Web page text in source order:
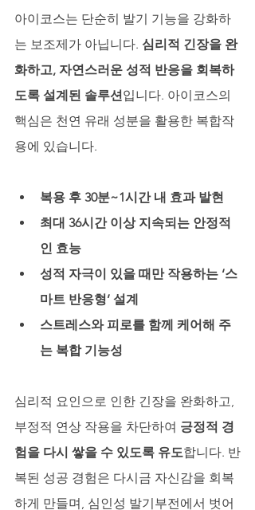
아이코스는 단순히 발기 기능을 강화하
는 보조제가 아닙니다. 심리적 긴장을 완
화하고, 자연스러운 성적 반응을 회복하
도록 설계된 솔루션입니다. 아이코스의
핵심은 천연 유래 성분을 활용한 복합작
용에 있습니다.
복용 후 30분~1시간 내 효과 발현
최대 36시간 이상 지속되는 안정적
인 효능
성적 자극이 있을 때만 작용하는 ‘스
마트 반응형’ 설계
스트레스와 피로를 함께 케어해 주
는 복합 기능성
심리적 요인으로 인한 긴장을 완화하고,
부정적 연상 작용을 차단하여 긍정적 경
험을 다시 쌓을 수 있도록 유도합니다. 반
복된 성공 경험은 다시금 자신감을 회복
하게 만들며, 심인성 발기부전에서 벗어